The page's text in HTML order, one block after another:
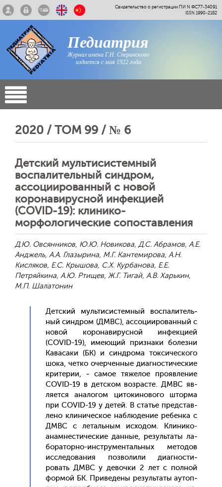
Свидетельство о регистрации ПИ N ФС77-34091
ISSN 1990-2182
Педиатрия
Журнал имени Г.Н. Сперанского
издается с мая 1922 года
2020 / ТОМ 99 / № 6
Детский мультисистемный
воспалительный синдром,
ассоциированный с новой
коронавирусной инфекцией
(COVID-19): клинико-
морфологические сопоставления
Д.Ю. Овсянников, Ю.Ю. Новикова, Д.С. Абрамов, А.Е.
Анджель, А.А. Глазырина, М.Г. Кантемирова, А.Н.
Кисляков, Е.С. Крышова, С.Х. Курбанова, Е.Е.
Петряйкина, А.Ю. Ртищев, Ж.Г. Тигай, А.В. Харькин,
М.П. Шалатонин
Дет­ский муль­ти­сис­темный вос­па­литель­
ный син­дром (ДМВС), ас­со­ци­иро­ван­ный с
но­вой ко­рона­вирус­ной ин­фекци­ей
(COVID-19), име­ющий приз­на­ки бо­лез­ни
Ка­васа­ки (БК) и син­дро­ма ток­си­чес­ко­го
шо­ка, чет­ко очер­ченные ди­аг­ности­чес­кие
кри­терии, ‒ са­мое тя­желое про­яв­ле­ние
COVID-19 в дет­ском воз­расте. ДМВС яв­
ля­ет­ся ана­логом ци­токи­ново­го штор­ма
при COVID-19 у де­тей. В статье пред­став­
ле­но кли­ничес­кое наб­лю­дение ре­бен­ка с
ДМВС с ле­таль­ным ис­хо­дом. Кли­нико-
анам­нести­чес­кие дан­ные, ре­зуль­та­ты ла­
бора­тор­но-инс­тру­мен­таль­ных ме­тодов
ис­сле­дова­ния поз­во­лили ди­аг­ности­
ровать ДМВС у де­воч­ки 2 лет с пол­ной
фор­мой БК. При­веде­ны ре­зуль­та­ты а­утоп­